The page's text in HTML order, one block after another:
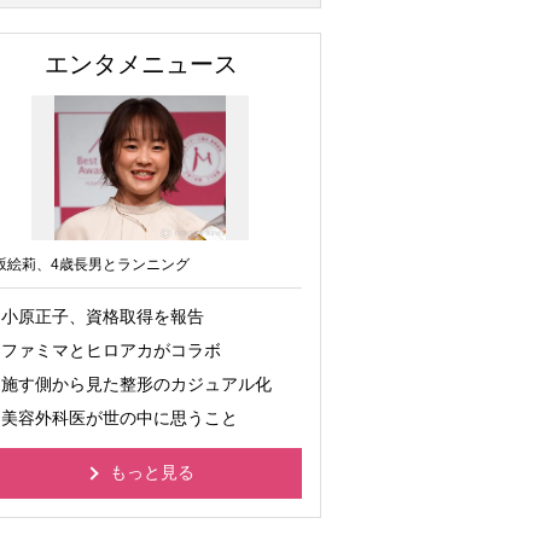
エンタメニュース
絵莉、4歳長男とランニング
小原正子、資格取得を報告
ファミマとヒロアカがコラボ
施す側から見た整形のカジュアル化
美容外科医が世の中に思うこと
もっと見る